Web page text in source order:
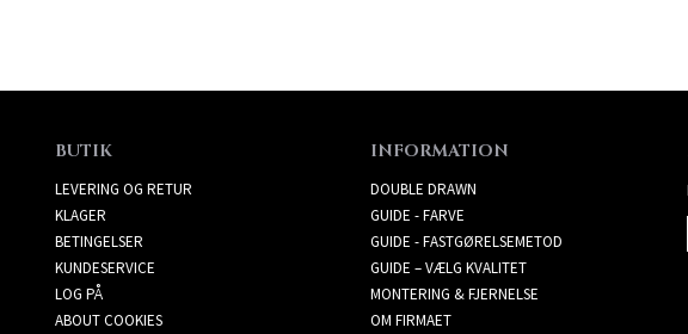
BUTIK
LEVERING OG RETUR
KLAGER
BETINGELSER
KUNDESERVICE
LOG PÅ
ABOUT COOKIES
INFORMATION
DOUBLE DRAWN
GUIDE - FARVE
GUIDE - FASTGØRELSEMETOD
GUIDE – VÆLG KVALITET
MONTERING & FJERNELSE
OM FIRMAET